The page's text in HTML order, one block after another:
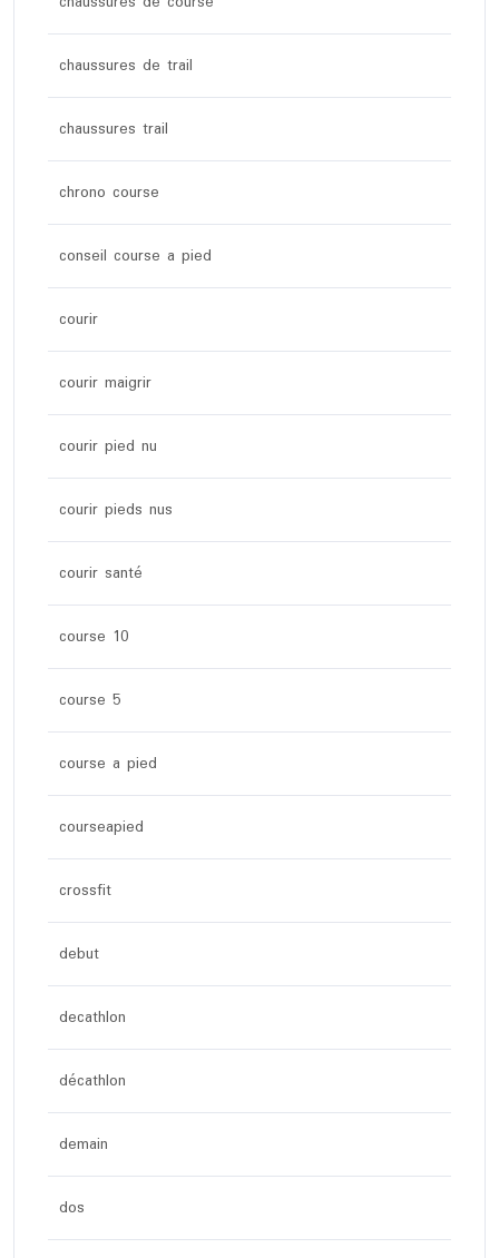
chaussures de trail
chaussures trail
chrono course
conseil course a pied
courir
courir maigrir
courir pied nu
courir pieds nus
courir santé
course 10
course 5
course a pied
courseapied
crossfit
debut
decathlon
décathlon
demain
dos